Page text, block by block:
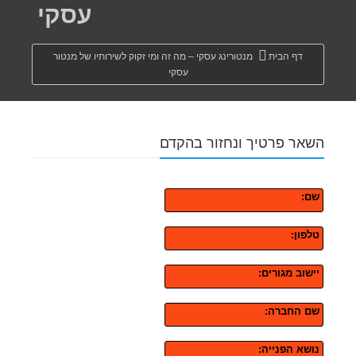
עסקי
דף הבית
מנטורינג עסקי – מה זה ומי זקוק לשירותיו של מנטור
עסקי
השאר פרטיך ונחזור בהקדם
שם:
טלפון:
יישוב מגורים:
שם החברה:
נושא הפנייה: